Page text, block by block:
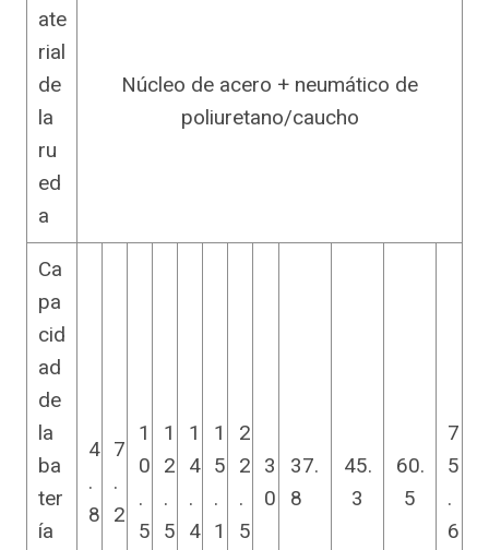
ate
rial
de
la
ru
ed
a
Núcleo de acero + neumático de
poliuretano/caucho
Ca
pa
cid
ad
de
la
ba
ter
ía
4
.
8
7
.
2
1
0
.
5
1
2
.
5
1
4
.
4
1
5
.
1
2
2
.
5
3
0
37.
8
45.
3
60.
5
7
5
.
6